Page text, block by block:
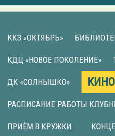
ККЗ «ОКТЯБРЬ»
КДЦ «НОВОЕ ПОКОЛЕНИЕ»
ДК «СОЛНЫШКО»
РАСПИСАНИЕ РАБОТЫ
ПРИЁМ В КРУЖКИ